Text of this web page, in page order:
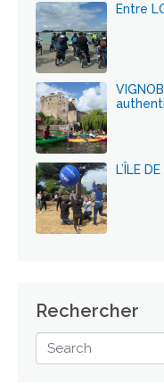
Entre
L’ÎLE
Rechercher